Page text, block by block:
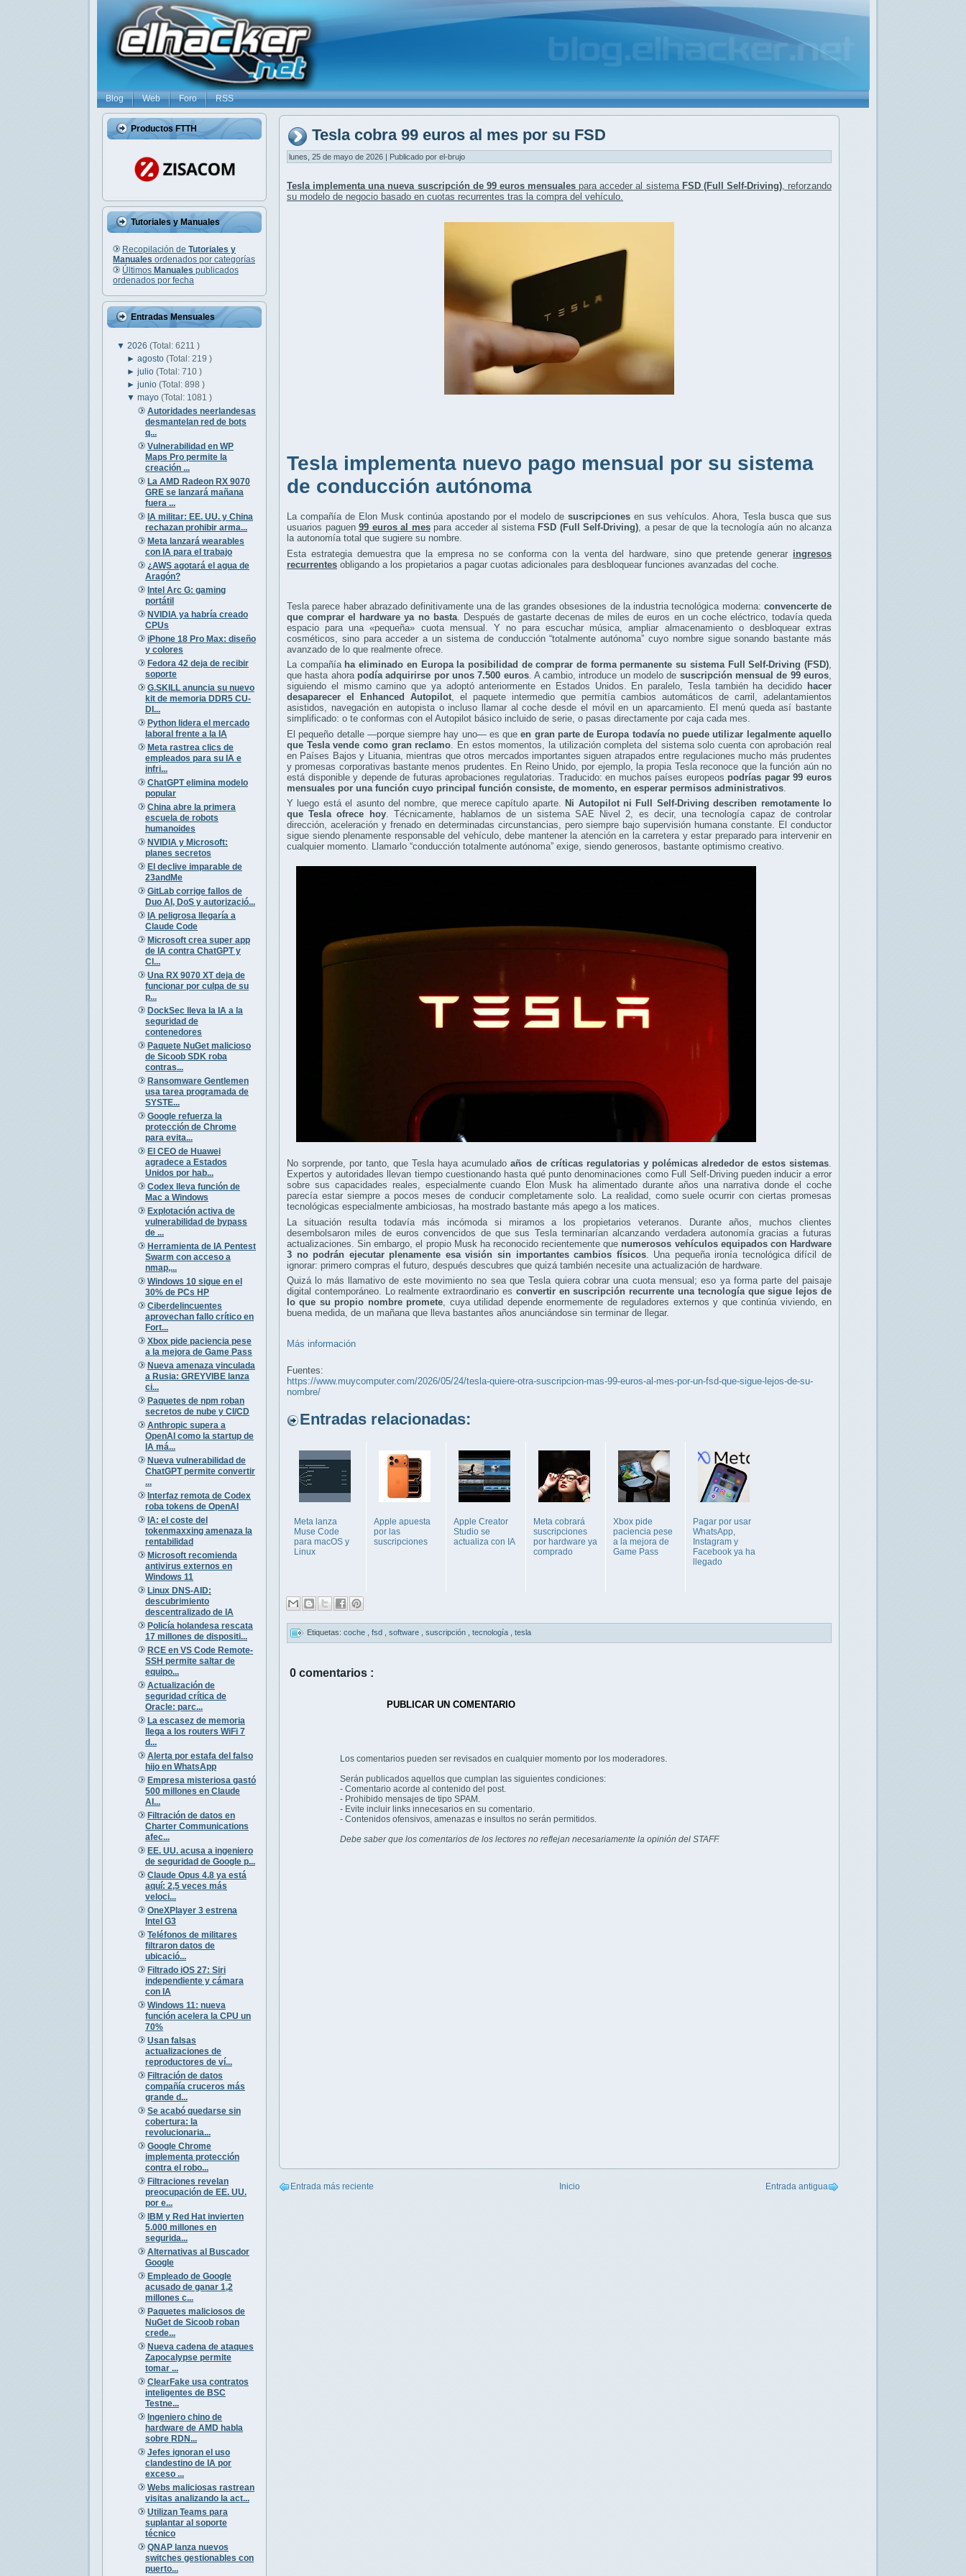
Blog Web Foro RSS
Productos FTTH
Tutoriales y Manuales
Recopilación de Tutoriales y
Manuales ordenados por categorías
Últimos Manuales publicados
ordenados por fecha
Entradas Mensuales
▼ 2026 (Total: 6211 )
►agosto(Total: 219 )
►julio(Total: 710 )
►junio(Total: 898 )
▼mayo(Total: 1081 )
Autoridades neerlandesas
desmantelan red de bots
q...
Vulnerabilidad en WP
Maps Pro permite la
creación ...
La AMD Radeon RX 9070
GRE se lanzará mañana
fuera ...
IA militar: EE. UU. y China
rechazan prohibir arma...
Meta lanzará wearables
con IA para el trabajo
¿AWS agotará el agua de
Aragón?
Intel Arc G: gaming
portátil
NVIDIA ya habría creado
CPUs
iPhone 18 Pro Max: diseño
y colores
Fedora 42 deja de recibir
soporte
G.SKILL anuncia su nuevo
kit de memoria DDR5 CU-
DI...
Python lidera el mercado
laboral frente a la IA
Meta rastrea clics de
empleados para su IA e
infri...
ChatGPT elimina modelo
popular
China abre la primera
escuela de robots
humanoides
NVIDIA y Microsoft:
planes secretos
El declive imparable de
23andMe
GitLab corrige fallos de
Duo AI, DoS y autorizació...
IA peligrosa llegaría a
Claude Code
Microsoft crea super app
de IA contra ChatGPT y
Cl...
Una RX 9070 XT deja de
funcionar por culpa de su
p...
DockSec lleva la IA a la
seguridad de
contenedores
Paquete NuGet malicioso
de Sicoob SDK roba
contras...
Ransomware Gentlemen
usa tarea programada de
SYSTE...
Google refuerza la
protección de Chrome
para evita...
El CEO de Huawei
agradece a Estados
Unidos por hab...
Codex lleva función de
Mac a Windows
Explotación activa de
vulnerabilidad de bypass
de ...
Herramienta de IA Pentest
Swarm con acceso a
nmap,...
Windows 10 sigue en el
30% de PCs HP
Ciberdelincuentes
aprovechan fallo crítico en
Fort...
Xbox pide paciencia pese
a la mejora de Game Pass
Nueva amenaza vinculada
a Rusia: GREYVIBE lanza
ci...
Paquetes de npm roban
secretos de nube y CI/CD
Anthropic supera a
OpenAI como la startup de
IA má...
Nueva vulnerabilidad de
ChatGPT permite convertir
...
Interfaz remota de Codex
roba tokens de OpenAI
IA: el coste del
tokenmaxxing amenaza la
rentabilidad
Microsoft recomienda
antivirus externos en
Windows 11
Linux DNS-AID:
descubrimiento
descentralizado de IA
Policía holandesa rescata
17 millones de dispositi...
RCE en VS Code Remote-
SSH permite saltar de
equipo...
Actualización de
seguridad crítica de
Oracle: parc...
La escasez de memoria
llega a los routers WiFi 7
d...
Alerta por estafa del falso
hijo en WhatsApp
Empresa misteriosa gastó
500 millones en Claude
AI...
Filtración de datos en
Charter Communications
afec...
EE. UU. acusa a ingeniero
de seguridad de Google p...
Claude Opus 4.8 ya está
aquí: 2,5 veces más
veloci...
OneXPlayer 3 estrena
Intel G3
Teléfonos de militares
filtraron datos de
ubicació...
Filtrado iOS 27: Siri
independiente y cámara
con IA
Windows 11: nueva
función acelera la CPU un
70%
Usan falsas
actualizaciones de
reproductores de ví...
Filtración de datos
compañía cruceros más
grande d...
Se acabó quedarse sin
cobertura: la
revolucionaria...
Google Chrome
implementa protección
contra el robo...
Filtraciones revelan
preocupación de EE. UU.
por e...
IBM y Red Hat invierten
5.000 millones en
segurida...
Alternativas al Buscador
Google
Empleado de Google
acusado de ganar 1,2
millones c...
Paquetes maliciosos de
NuGet de Sicoob roban
crede...
Nueva cadena de ataques
Zapocalypse permite
tomar ...
ClearFake usa contratos
inteligentes de BSC
Testne...
Ingeniero chino de
hardware de AMD habla
sobre RDN...
Jefes ignoran el uso
clandestino de IA por
exceso ...
Webs maliciosas rastrean
visitas analizando la act...
Utilizan Teams para
suplantar al soporte
técnico
QNAP lanza nuevos
switches gestionables con
puerto...
Tesla cobra 99 euros al mes por su FSD
lunes, 25 de mayo de 2026 | Publicado por el-brujo
Tesla implementa una nueva suscripción de 99 euros mensuales para acceder al sistema FSD (Full Self-Driving), reforzando
su modelo de negocio basado en cuotas recurrentes tras la compra del vehículo.
Tesla implementa nuevo pago mensual por su sistema
de conducción autónoma
La compañía de Elon Musk continúa apostando por el modelo de suscripciones en sus vehículos. Ahora, Tesla busca que sus
usuarios paguen99 euros al mespara acceder al sistema FSD (Full Self-Driving), a pesar de que la tecnología aún no alcanza
la autonomía total que sugiere su nombre.
Esta estrategia demuestra que la empresa no se conforma con la venta del hardware, sino que pretende generar ingresos
recurrentes obligando a los propietarios a pagar cuotas adicionales para desbloquear funciones avanzadas del coche.
Tesla parece haber abrazado definitivamente una de las grandes obsesiones de la industria tecnológica moderna: convencerte de
que comprar el hardware ya no basta. Después de gastarte decenas de miles de euros en un coche eléctrico, todavía queda
espacio para una «pequeña» cuota mensual. Y no para escuchar música, ampliar almacenamiento o desbloquear extras
cosméticos, sino para acceder a un sistema de conducción “totalmente autónoma” cuyo nombre sigue sonando bastante más
avanzado de lo que realmente ofrece.
La compañía ha eliminado en Europa la posibilidad de comprar de forma permanente su sistema Full Self-Driving (FSD),
que hasta ahora podía adquirirse por unos 7.500 euros. A cambio, introduce un modelo de suscripción mensual de 99 euros,
siguiendo el mismo camino que ya adoptó anteriormente en Estados Unidos. En paralelo, Tesla también ha decidido hacer
desaparecer el Enhanced Autopilot, el paquete intermedio que permitía cambios automáticos de carril, adelantamientos
asistidos, navegación en autopista o incluso llamar al coche desde el móvil en un aparcamiento. El menú queda así bastante
simplificado: o te conformas con el Autopilot básico incluido de serie, o pasas directamente por caja cada mes.
El pequeño detalle —porque siempre hay uno— es que en gran parte de Europa todavía no puede utilizar legalmente aquello
que Tesla vende como gran reclamo . En estos momentos, la utilización completa del sistema solo cuenta con aprobación real
en Países Bajos y Lituania, mientras que otros mercados importantes siguen atrapados entre regulaciones mucho más prudentes
y promesas corporativas bastante menos prudentes. En Reino Unido, por ejemplo, la propia Tesla reconoce que la función aún no
está disponible y depende de futuras aprobaciones regulatorias. Traducido: en muchos países europeos podrías pagar 99 euros
mensuales por una función cuyo principal función consiste, de momento, en esperar permisos administrativos
Y luego está el asunto del nombre, que merece capítulo aparte. Ni Autopilot ni Full Self-Driving describen remotamente lo
que Tesla ofrece hoy. Técnicamente, hablamos de un sistema SAE Nivel 2, es decir, una tecnología capaz de controlar
dirección, aceleración y frenado en determinadas circunstancias, pero siempre bajo supervisión humana constante. El conductor
sigue siendo plenamente responsable del vehículo, debe mantener la atención en la carretera y estar preparado para intervenir en
cualquier momento. Llamarlo “conducción totalmente autónoma” exige, siendo generosos, bastante optimismo creativo.
No sorprende, por tanto, que Tesla haya acumuladoaños de críticas regulatorias y polémicas alrededor de estos sistemas.
Expertos y autoridades llevan tiempo cuestionando hasta qué punto denominaciones como Full Self-Driving pueden inducir a error
sobre sus capacidades reales, especialmente cuando Elon Musk ha alimentado durante años una narrativa donde el coche
parecía estar siempre a pocos meses de conducir completamente solo. La realidad, como suele ocurrir con ciertas promesas
tecnológicas especialmente ambiciosas, ha mostrado bastante más apego a los matices.
La situación resulta todavía más incómoda si miramos a los propietarios veteranos. Durante años, muchos clientes
desembolsaron miles de euros convencidos de que sus Tesla terminarían alcanzando verdadera autonomía gracias a futuras
actualizaciones. Sin embargo, el propio Musk ha reconocido recientemente que numerosos vehículos equipados con Hardware
3 no podrán ejecutar plenamente esa visión sin importantes cambios físicos. Una pequeña ironía tecnológica difícil de
ignorar: primero compras el futuro, después descubres que quizá también necesite una actualización de hardware.
Quizá lo más llamativo de este movimiento no sea que Tesla quiera cobrar una cuota mensual; eso ya forma parte del paisaje
digital contemporáneo. Lo realmente extraordinario es convertir en suscripción recurrente una tecnología que sigue lejos de
lo que su propio nombre promete, cuya utilidad depende enormemente de reguladores externos y que continúa viviendo, en
buena medida, de un mañana que lleva bastantes años anunciándose sin terminar de llegar.
Más información
Fuentes:
https://www.muycomputer.com/2026/05/24/tesla-quiere-otra-suscripcion-mas-99-euros-al-mes-por-un-fsd-que-sigue-lejos-de-su-
nombre/
Entradas relacionadas:
Meta lanza
Muse Code
para macOS y
Linux
Apple apuesta
por las
suscripciones
Apple Creator
Studio se
actualiza con IA
Meta cobrará
suscripciones
por hardware ya
comprado
Xbox pide
paciencia pese
a la mejora de
Game Pass
Pagar por usar
WhatsApp,
Instagram y
Facebook ya ha
llegado
Etiquetas: coche fsd software suscripción tecnología tesla
0 comentarios :
PUBLICAR UN COMENTARIO
Los comentarios pueden ser revisados en cualquier momento por los moderadores.
Serán publicados aquellos que cumplan las siguientes condiciones:
- Comentario acorde al contenido del post.
- Prohibido mensajes de tipo SPAM.
- Evite incluir links innecesarios en su comentario.
- Contenidos ofensivos, amenazas e insultos no serán permitidos.
Debe saber que los comentarios de los lectores no reflejan necesariamente la opinión del STAFF.
Entrada más reciente Entrada antigua
Inicio